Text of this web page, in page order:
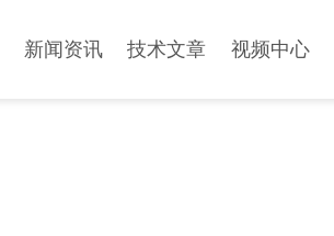
新闻资讯 技术文章 视频中心